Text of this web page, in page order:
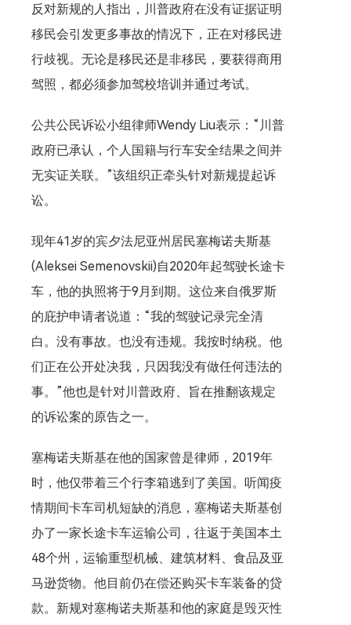
反对新规的人指出，川普政府在没有证据证明
移民会引发更多事故的情况下，正在对移民进
行歧视。无论是移民还是非移民，要获得商用
驾照，都必须参加驾校培训并通过考试。
公共公民诉讼小组律师Wendy Liu表示：“川普
政府已承认，个人国籍与行车安全结果之间并
无实证关联。”该组织正牵头针对新规提起诉
讼。
现年41岁的宾夕法尼亚州居民塞梅诺夫斯基
(Aleksei Semenovskii)自2020年起驾驶长途卡
车，他的执照将于9月到期。这位来自俄罗斯
的庇护申请者说道：“我的驾驶记录完全清
白。没有事故。也没有违规。我按时纳税。他
们正在公开处决我，只因我没有做任何违法的
事。”他也是针对川普政府、旨在推翻该规定
的诉讼案的原告之一。
塞梅诺夫斯基在他的国家曾是律师，2019年
时，他仅带着三个行李箱逃到了美国。听闻疫
情期间卡车司机短缺的消息，塞梅诺夫斯基创
办了一家长途卡车运输公司，往返于美国本土
48个州，运输重型机械、建筑材料、食品及亚
马逊货物。他目前仍在偿还购买卡车装备的贷
款。新规对塞梅诺夫斯基和他的家庭是毁灭性